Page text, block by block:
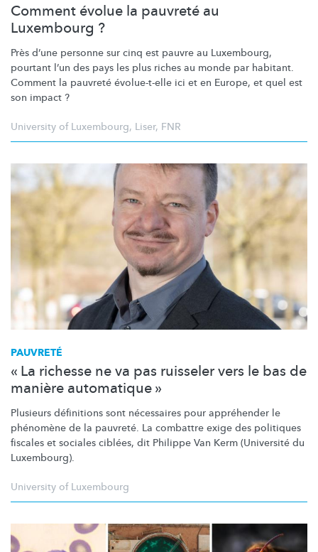
Comment évolue la pauvreté au
Luxembourg ?
Près d’une personne sur cinq est pauvre au Luxembourg,
pourtant l’un des pays les plus riches au monde par habitant.
Comment la pauvreté évolue-t-elle ici et en Europe, et quel est
son impact ?
University of Luxembourg, Liser, FNR
PAUVRETÉ
« La richesse ne va pas ruisseler vers le bas de
manière automatique »
Plusieurs définitions sont nécessaires pour appréhender le
phénomène de la pauvreté. La combattre exige des politiques
fiscales et sociales ciblées, dit Philippe Van Kerm (Université du
Luxembourg).
University of Luxembourg